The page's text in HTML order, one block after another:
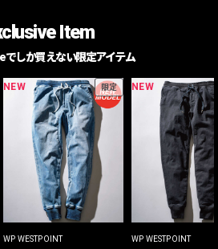
Item
でしか買えない限定アイテム
NEW 限定
WP WESTPOINT
NEW
WP WESTPOINT